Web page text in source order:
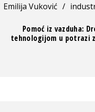
Emilija Vuković /
Pomoć iz vazduha:
tehnologijom u potrazi